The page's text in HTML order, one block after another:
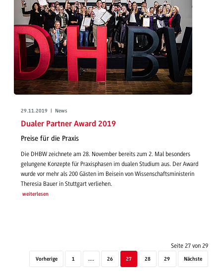
29.11.2019 | News
Dualer Partner Award 2019
Preise für die Praxis
Die DHBW zeichnete am 28. November bereits zum 2. Mal besonders
gelungene Konzepte für Praxisphasen im dualen Studium aus. Der Award
wurde vor mehr als 200 Gästen im Beisein von Wissenschaftsministerin
Theresia Bauer in Stuttgart verliehen.
weiterlesen
Seite 27 von 29
Vorherige 1 .... 26 27 28 29 Nächste